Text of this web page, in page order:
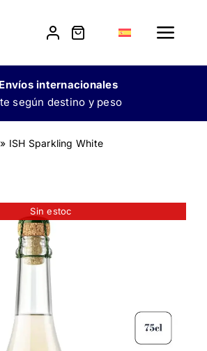
Toggle
Envíos internacionales
según destino y peso
» ISH Sparkling White
Sin estoc